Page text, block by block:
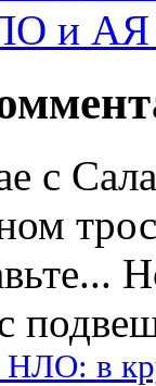
и
с
в